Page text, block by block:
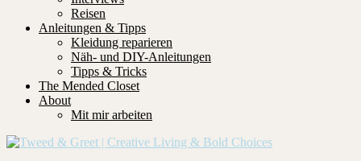
Reisen
Anleitungen & Tipps
Kleidung reparieren
Näh- und DIY-Anleitungen
Tipps & Tricks
The Mended Closet
About
Mit mir arbeiten